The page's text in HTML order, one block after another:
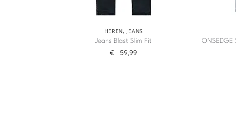
HEREN, JEANS
Jeans Blast Slim Fit
€ 59,99
ONSEDGE